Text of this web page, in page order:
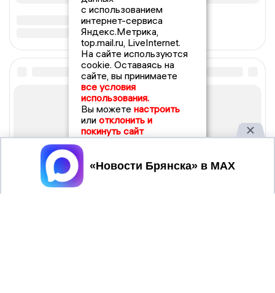
с использованием
интернет-сервиса
Яндекс.Метрика,
top.mail.ru, LiveInternet.
На сайте используются
cookie. Оставаясь на
сайте, вы принимаете
все условия
использования.
Вы можете настроить
или отклонить и
покинуть сайт
Принять